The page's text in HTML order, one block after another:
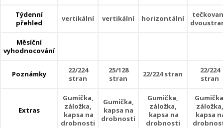
Týdenní
přehled
vertikální vertikální horizontální
Měsíční
vyhodnocování
Poznámky
22/224
stran
25/128
stran
22/224 stran
22/224
stran
Extras
Gumička,
záložka,
kapsa na
drobnosti
Gumička,
kapsa na
drobnosti
Gumička,
záložka,
kapsa na
drobnosti
záložka,
kapsa